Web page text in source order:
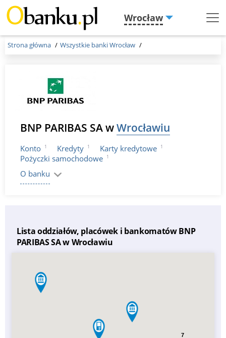
Wrocław
Menu
Strona główna Wszystkie banki Wrocław
BNP PARIBAS SA wWrocławiu
Konto 1 Kredyty 1 Karty kredytowe 1
Pożyczki samochodowe 1
O banku
Lista oddziałów, placówek i bankomatów BNP
PARIBAS SA w Wrocławiu
7